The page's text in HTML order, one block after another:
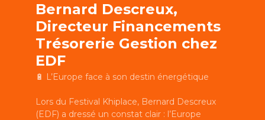
Bernard Descreux,
Directeur Financements
Trésorerie Gestion chez
EDF
🔋 L’Europe face à son destin énergétique
Lors du Festival Khiplace, Bernard Descreux
(EDF) a dressé un constat clair : l’Europe